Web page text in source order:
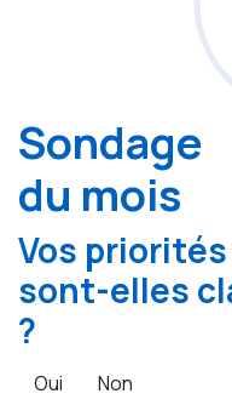
Sondage
du mois
Vos
sont-elles
?
Oui Non